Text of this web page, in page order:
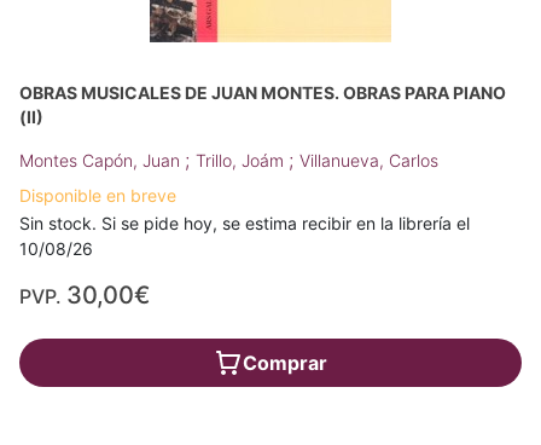
OBRAS MUSICALES DE JUAN MONTES. OBRAS PARA PIANO
(II)
Montes Capón, Juan ; Trillo, Joám ; Villanueva, Carlos
Disponible en breve
Sin stock. Si se pide hoy, se estima recibir en la librería el
10/08/26
PVP. 30,00€
Comprar